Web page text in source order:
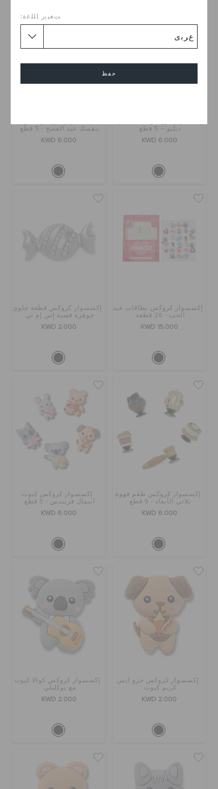
ﺖﻐﻴﻳﺭ ﺎﻠﻠﻏﺓ:
حفظ
دبليو – 5 قطع
KWD 6.000
بنفسك عيد الفصح - 5 قطع
KWD 6.000
إكسسوار كروكس بطاقات عيد
الحب - 26 قطعة
KWD 15.000
إكسسوار كروكس قطعة حلوى
جوهرة فضية إس إم تي
KWD 2.000
إكسسوار كروكس طقم قهوة
ثلاثي الأبعاد - 5 قطع
KWD 6.000
إكسسوار كروكس كيوت
انيمال فريندس - 5 قطع
KWD 6.000
إكسسوار كروكس جرو آيس
كريم كيوت
KWD 2.000
إكسسوار كروكس كوالا كيوت
مع يوكليلي
KWD 2.000